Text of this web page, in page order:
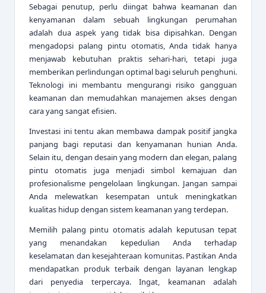
Sebagai penutup, perlu diingat bahwa keamanan dan
kenyamanan dalam sebuah lingkungan perumahan
adalah dua aspek yang tidak bisa dipisahkan. Dengan
mengadopsi palang pintu otomatis, Anda tidak hanya
menjawab kebutuhan praktis sehari-hari, tetapi juga
memberikan perlindungan optimal bagi seluruh penghuni.
Teknologi ini membantu mengurangi risiko gangguan
keamanan dan memudahkan manajemen akses dengan
cara yang sangat efisien.
Investasi ini tentu akan membawa dampak positif jangka
panjang bagi reputasi dan kenyamanan hunian Anda.
Selain itu, dengan desain yang modern dan elegan, palang
pintu otomatis juga menjadi simbol kemajuan dan
profesionalisme pengelolaan lingkungan. Jangan sampai
Anda melewatkan kesempatan untuk meningkatkan
kualitas hidup dengan sistem keamanan yang terdepan.
Memilih palang pintu otomatis adalah keputusan tepat
yang menandakan kepedulian Anda terhadap
keselamatan dan kesejahteraan komunitas. Pastikan Anda
mendapatkan produk terbaik dengan layanan lengkap
dari penyedia terpercaya. Ingat, keamanan adalah